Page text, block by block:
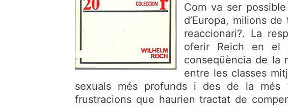
Com va ser
d’Europa, milions
reaccionari?. La
oferir Reich en el
conseqüència de la
entre les classes
sexuals més profunds i des de la més
frustracions que haurien tractat de